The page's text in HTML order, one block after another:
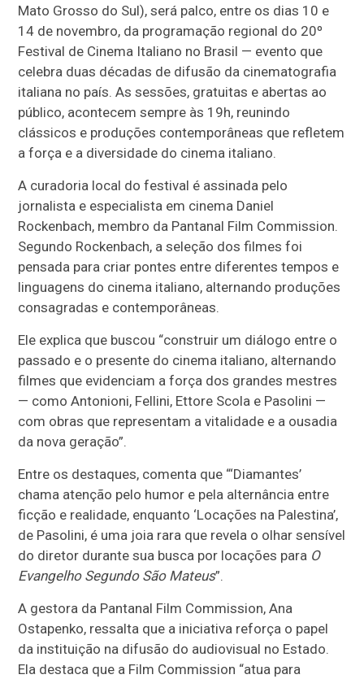
Mato Grosso do Sul), será palco, entre os dias 10 e
14 de novembro, da programação regional do 20º
Festival de Cinema Italiano no Brasil — evento que
celebra duas décadas de difusão da cinematografia
italiana no país. As sessões, gratuitas e abertas ao
público, acontecem sempre às 19h, reunindo
clássicos e produções contemporâneas que refletem
a força e a diversidade do cinema italiano.
A curadoria local do festival é assinada pelo
jornalista e especialista em cinema Daniel
Rockenbach, membro da Pantanal Film Commission.
Segundo Rockenbach, a seleção dos filmes foi
pensada para criar pontes entre diferentes tempos e
linguagens do cinema italiano, alternando produções
consagradas e contemporâneas.
Ele explica que buscou “construir um diálogo entre o
passado e o presente do cinema italiano, alternando
filmes que evidenciam a força dos grandes mestres
— como Antonioni, Fellini, Ettore Scola e Pasolini —
com obras que representam a vitalidade e a ousadia
da nova geração”.
Entre os destaques, comenta que “‘Diamantes’
chama atenção pelo humor e pela alternância entre
ficção e realidade, enquanto ‘Locações na Palestina’,
de Pasolini, é uma joia rara que revela o olhar sensível
do diretor durante sua busca por locações para O
Evangelho Segundo São Mateus”.
A gestora da Pantanal Film Commission, Ana
Ostapenko, ressalta que a iniciativa reforça o papel
da instituição na difusão do audiovisual no Estado.
Ela destaca que a Film Commission “atua para